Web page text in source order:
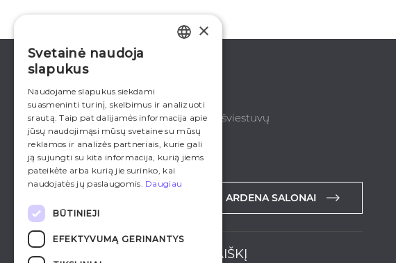
Platus žaliuzių, roletų, el. instaliacijos ir šviestuvų
pasirinkimas.
ARDENA SALONAI
PRENUMERUOKITE NAUJIENLAIŠKĮ
RUSSIAN
×
Svetainė naudoja
slapukus
Naudojame slapukus siekdami
suasmeninti turinį, skelbimus ir analizuoti
srautą. Taip pat dalijamės informacija apie
jūsų naudojimąsi mūsų svetaine su mūsų
reklamos ir analizės partneriais, kurie gali
ją sujungti su kita informacija, kurią jiems
pateikėte arba kurią jie surinko, kai
naudojatės jų paslaugomis. Daugiau
BŪTINIEJI
EFEKTYVUMĄ GERINANTYS